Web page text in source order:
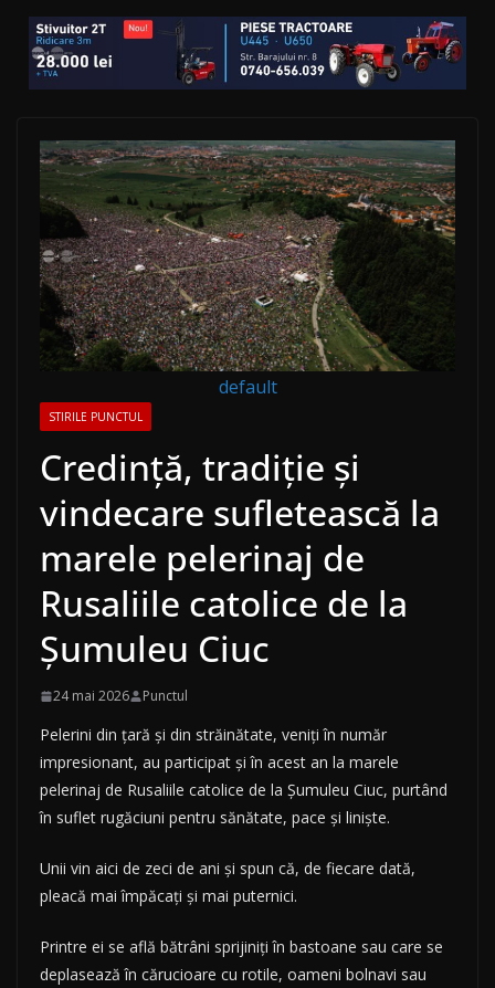
default
STIRILE PUNCTUL
Credinţă, tradiţie şi
vindecare sufletească la
marele pelerinaj de
Rusaliile catolice de la
Şumuleu Ciuc
24 mai 2026 Punctul
Pelerini din ţară şi din străinătate, veniţi în număr
impresionant, au participat şi în acest an la marele
pelerinaj de Rusaliile catolice de la Şumuleu Ciuc, purtând
în suflet rugăciuni pentru sănătate, pace şi linişte.
Unii vin aici de zeci de ani şi spun că, de fiecare dată,
pleacă mai împăcaţi şi mai puternici.
Printre ei se află bătrâni sprijiniţi în bastoane sau care se
deplasează în cărucioare cu rotile, oameni bolnavi sau